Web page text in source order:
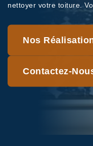
nettoyer votre toiture.
Nos
Contactez-